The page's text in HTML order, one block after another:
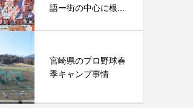
語ー街の中心に根...
宮崎県のプロ野球春
季キャンプ事情